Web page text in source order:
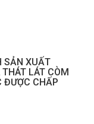
SẢN XUẤT
LÁT CÒM
CHẤP